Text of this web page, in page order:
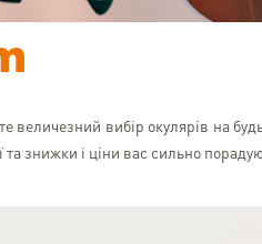
величезний вибір окулярів на
та знижки і ціни вас сильно